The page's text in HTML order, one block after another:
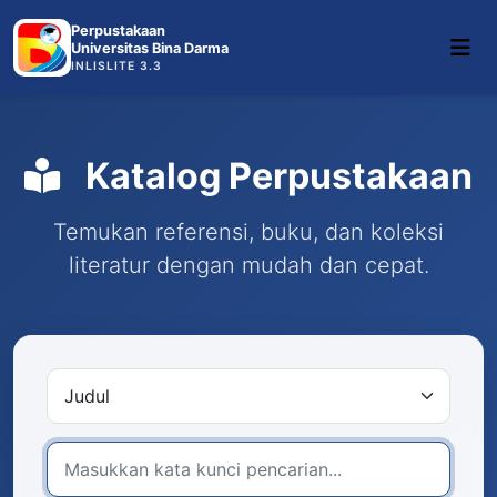
Perpustakaan
Universitas Bina Darma
INLISLITE 3.3
Katalog Perpustakaan
Temukan referensi, buku, dan koleksi
literatur dengan mudah dan cepat.